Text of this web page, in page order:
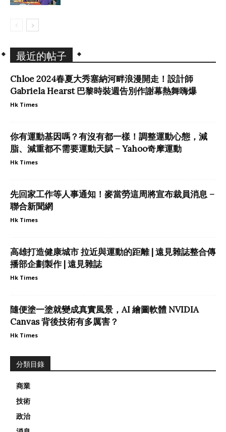
最近的帖子
Chloe 2024春夏大秀塞納河畔浪漫開走！設計師
Gabriela Hearst 巴黎時裝週告別作謝幕熱舞嗨爆
Hk Times
你有運動基因嗎？有沒有都一樣！調整運動心態，減
脂、減重都不需要運動天賦 – Yahoo奇摩運動
Hk Times
先回家工作等人事通知！麥當勞這周將宣布裁員消息 –
聯合新聞網
Hk Times
高雄打造健康城市 拉近與運動的距離 | 遠見雜誌整合傳
播部企劃製作 | 遠見雜誌
Hk Times
隨便塗一塗就變成真實風景，AI 繪圖軟體 NVIDIA
Canvas 背後技術有多厲害？
Hk Times
分類目錄
商業
技術
政治